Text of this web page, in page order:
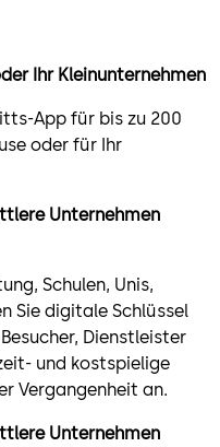
Ihr Kleinunternehmen
App für bis zu 200
oder für Ihr
Unternehmen
Schulen, Unis,
Sie digitale Schlüssel
Dienstleister
und kostspielige
Vergangenheit an.
Unternehmen